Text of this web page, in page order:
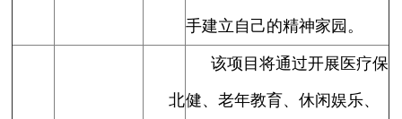
手建立自己的精神家园。
北
该项目将通过开展医疗保
健、老年教育、休闲娱乐、